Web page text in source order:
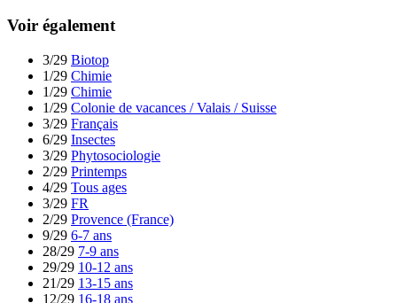
Voir également
3/29 Biotop
1/29 Chimie
1/29 Chimie
1/29 Colonie de vacances / Valais / Suisse
3/29 Français
6/29 Insectes
3/29 Phytosociologie
2/29 Printemps
4/29 Tous ages
3/29 FR
2/29 Provence (France)
9/29 6-7 ans
28/29 7-9 ans
29/29 10-12 ans
21/29 13-15 ans
12/29 16-18 ans